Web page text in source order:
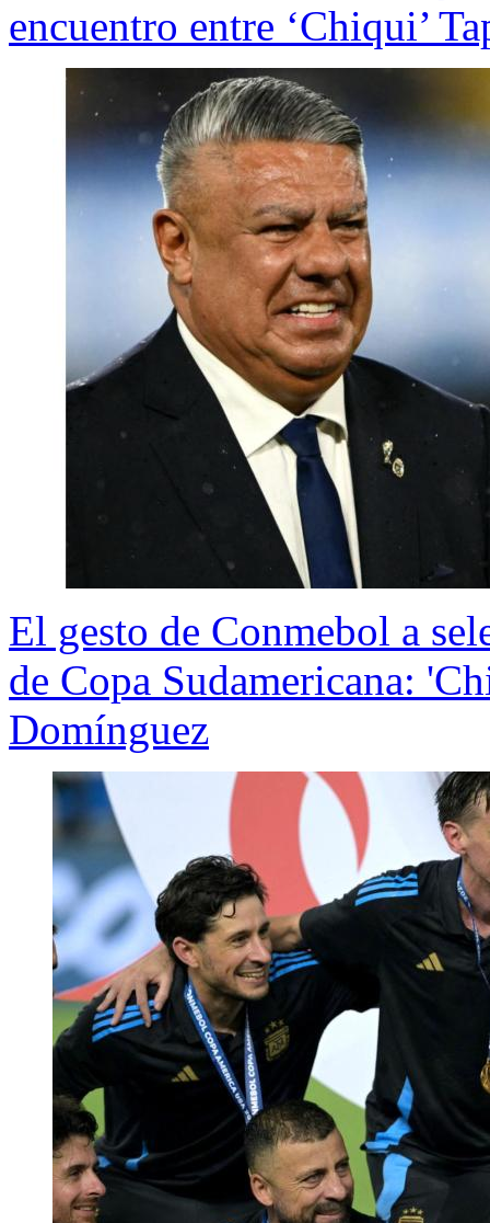
encuentro entre ‘Chiqui’
El gesto de Conmebol a
de Copa Sudamericana:
Domínguez